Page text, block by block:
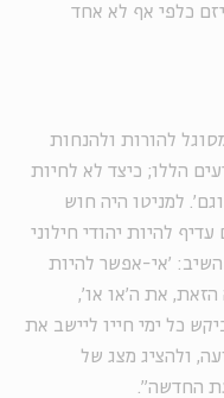
כלפי אף לא אחד
להורות ולהנחות
הללו; כיצד לא לחיות
למניטו היה חוש
להיות יהודי חילוני
השיב: 'אי-אפשר להיות
הזאת, את ה'או או',
כל ימי חייו ליישב את
ולהציג מצג של
החדשה".